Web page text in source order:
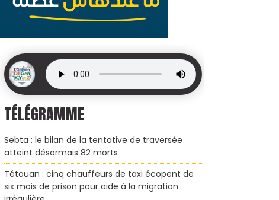
TÉLÉGRAMME
Sebta : le bilan de la tentative de traversée
atteint désormais 82 morts
Tétouan : cinq chauffeurs de taxi écopent de
six mois de prison pour aide à la migration